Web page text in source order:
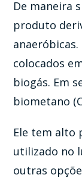
De maneira
produto
colocados
biogás. Em
biometano
Ele tem alto
utilizado no
outras